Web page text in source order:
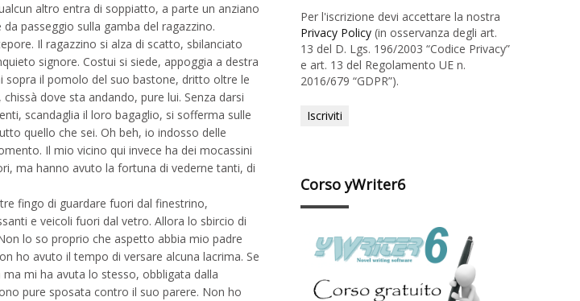
altro entra di soppiatto, a parte un anziano
passeggio sulla gamba del ragazzino.
Il ragazzino si alza di scatto, sbilanciato
signore. Costui si siede, appoggia a destra
sopra il pomolo del suo bastone, dritto oltre le
dove sta andando, pure lui. Senza darsi
scandaglia il loro bagaglio, si sofferma sulle
quello che sei. Oh beh, io indosso delle
Il mio vicino qui invece ha dei mocassini
ma hanno avuto la fortuna di vederne tanti, di
fingo di guardare fuori dal finestrino,
e veicoli fuori dal vetro. Allora lo sbircio di
lo so proprio che aspetto abbia mio padre
ho avuto il tempo di versare alcuna lacrima. Se
mi ha avuta lo stesso, obbligata dalla
pure sposata contro il suo parere. Non ho
Per l'iscrizione devi accettare la nostra
Privacy Policy (in osservanza degli art.
13 del D. Lgs. 196/2003 “Codice Privacy”
e art. 13 del Regolamento UE n.
2016/679 “GDPR”).
Corso yWriter6